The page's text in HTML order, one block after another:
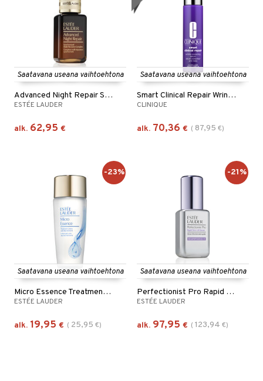
Saatavana useana vaihtoehtona
Advanced Night Repair Serum
ESTÉE LAUDER
alk. 62,95 €
Saatavana useana vaihtoehtona
Smart Clinical Repair Wrinkle Correcting Serum
CLINIQUE
alk. 70,36 € ( 87,95 €)
Saatavana useana vaihtoehtona
Micro Essence Treatment Lotion Bio Ferment
ESTÉE LAUDER
alk. 19,95 € ( 25,95 €)
-23%
Saatavana useana vaihtoehtona
Perfectionist Pro Rapid Firm + Lift Serum
ESTÉE LAUDER
alk. 97,95 € ( 123,94 €)
-21%